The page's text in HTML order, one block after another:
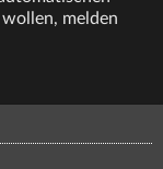
melden